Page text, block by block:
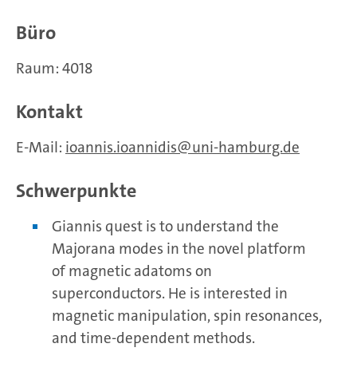
Büro
Raum: 4018
Kontakt
E-Mail: ioannis.ioannidis uni-hamburg.de
Schwerpunkte
Giannis quest is to understand the
Majorana modes in the novel platform
of magnetic adatoms on
superconductors. He is interested in
magnetic manipulation, spin resonances,
and time-dependent methods.